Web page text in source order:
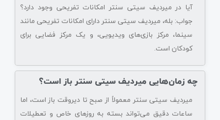
آیا در میردیف سیتی سنتر امکانات تفریحی وجود دارد؟
جواب: بله، میردیف سیتی سنتر دارای امکانات تفریحی مانند
سینما، مرکز بازی‌های ویدیویی، و یک مرکز فضایی برای
کودکان است.
چه زمان‌هایی میردیف سیتی سنتر باز است؟
میردیف سیتی سنتر معمولاً از صبح تا دیروقت باز است، اما
ساعات دقیق می‌تواند بسته به روزهای خاص و تعطیلات